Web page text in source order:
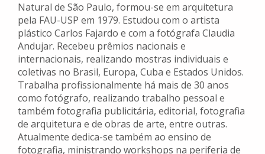
Natural de São Paulo, formou-se em arquitetura
pela FAU-USP em 1979. Estudou com o artista
plástico Carlos Fajardo e com a fotógrafa Claudia
Andujar. Recebeu prêmios nacionais e
internacionais, realizando mostras individuais e
coletivas no Brasil, Europa, Cuba e Estados Unidos.
Trabalha profissionalmente há mais de 30 anos
como fotógrafo, realizando trabalho pessoal e
também fotografia publicitária, editorial, fotografia
de arquitetura e de obras de arte, entre outras.
Atualmente dedica-se também ao ensino de
fotografia, ministrando workshops na periferia de